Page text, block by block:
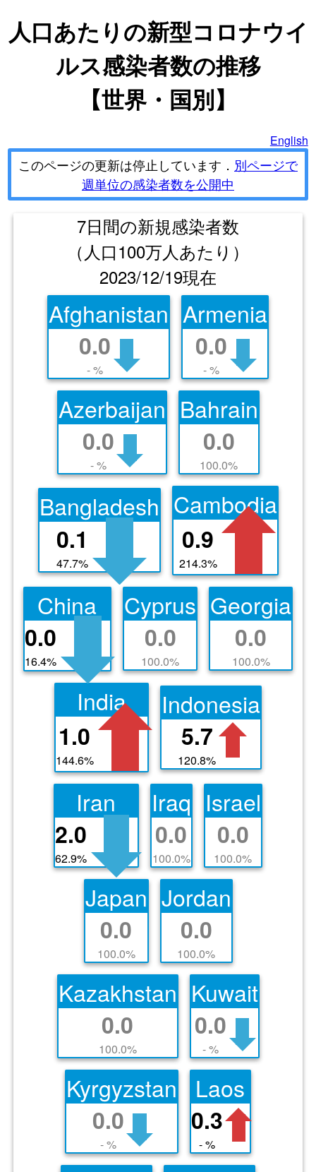
人口あたりの新型コロナウイ
ルス感染者数の推移
【世界・国別】
English
このページの更新は停止しています． 別ページで
週単位の感染者数を公開中
7日間の新規感染者数
（人口100万人あたり）
2023/12/19現在
Afghanistan
0.0
- %
Armenia
0.0
- %
Azerbaijan
0.0
- %
Bahrain
0.0
100.0%
Bangladesh
0.1
47.7%
Cambodia
0.9
214.3%
China
0.0
16.4%
Cyprus
0.0
100.0%
Georgia
0.0
100.0%
India
1.0
144.6%
Indonesia
5.7
120.8%
Iran
2.0
62.9%
Iraq
0.0
100.0%
Israel
0.0
100.0%
Japan
0.0
100.0%
Jordan
0.0
100.0%
Kazakhstan
0.0
100.0%
Kuwait
0.0
- %
Kyrgyzstan
0.0
- %
Laos
0.3
- %